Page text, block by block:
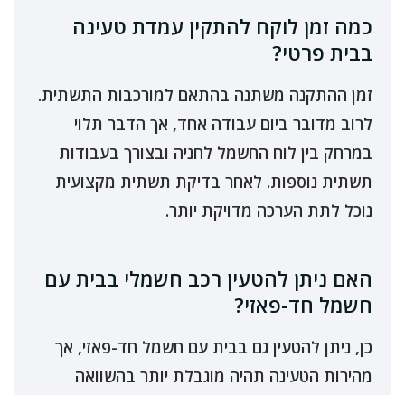
כמה זמן לוקח להתקין עמדת טעינה
בבית פרטי?
זמן ההתקנה משתנה בהתאם למורכבות התשתית.
לרוב מדובר ביום עבודה אחד, אך הדבר תלוי
במרחק בין לוח החשמל לחניה ובצורך בעבודות
תשתית נוספות. לאחר בדיקת תשתית מקצועית
נוכל לתת הערכה מדויקת יותר.
האם ניתן להטעין רכב חשמלי בבית עם
חשמל חד-פאזי?
כן, ניתן להטעין גם בבית עם חשמל חד-פאזי, אך
מהירות הטעינה תהיה מוגבלת יותר בהשוואה